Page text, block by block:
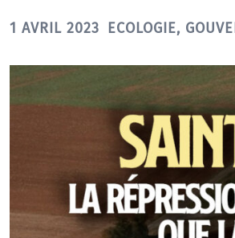
1 AVRIL 2023 ECOLOGIE,